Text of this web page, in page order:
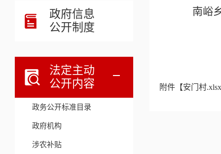
政府信息
公开制度
法定主动
公开内容
政务公开标准目录
政府机构
涉农补贴
南峪
附件【安门村.xlsx